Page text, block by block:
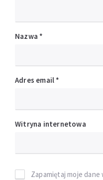
Nazwa *
Adres email *
Witryna internetowa
Zapamiętaj moje